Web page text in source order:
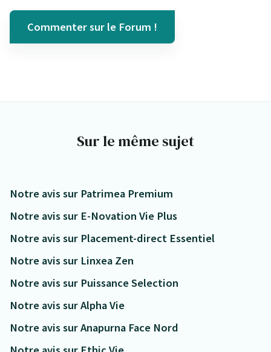
Commenter sur le Forum !
Sur le même sujet
Notre avis sur Patrimea Premium
Notre avis sur E-Novation Vie Plus
Notre avis sur Placement-direct Essentiel
Notre avis sur Linxea Zen
Notre avis sur Puissance Selection
Notre avis sur Alpha Vie
Notre avis sur Anapurna Face Nord